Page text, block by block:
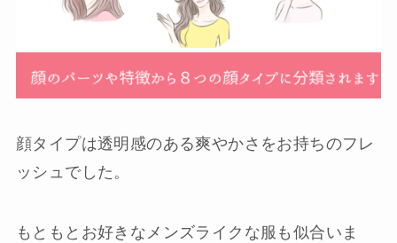
顔タイプは透明感のある爽やかさをお持ちのフレ
ッシュでした。
もともとお好きなメンズライクな服も似合いま